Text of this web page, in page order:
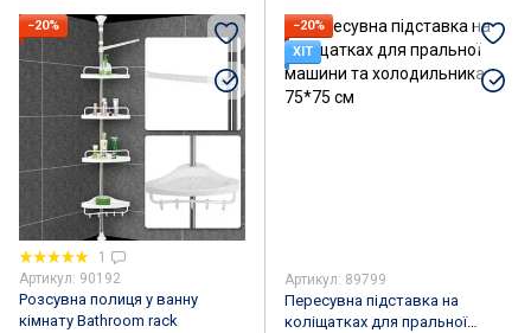
−20%
1
Артикул: 90192
Розсувна полиця у ванну
кімнату Bathroom rack
−20%
ХІТ
Артикул: 89799
Пересувна підставка на
коліщатках для пральної